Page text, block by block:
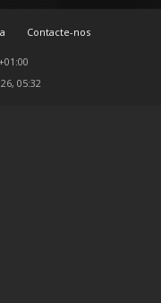
Contacte-nos
05:32